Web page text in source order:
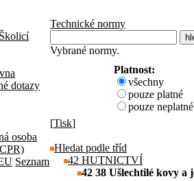
Školicí
dotazy
osoba
Seznam
Technické normy
Vybrané normy.
Platnost:
všechny
pouze platné
pouze neplatné
[Tisk]
Hledat podle tříd
42 HUTNICTVÍ
42 38 Ušlechtilé kovy